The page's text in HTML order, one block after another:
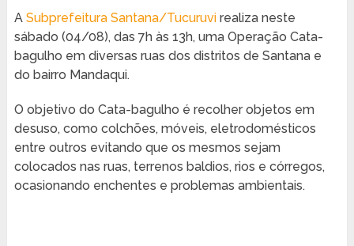
A Subprefeitura Santana/Tucuruvirealiza neste
sábado (04/08), das 7h às 13h, uma Operação Cata-
bagulho em diversas ruas dos distritos de Santana e
do bairro Mandaqui.
O objetivo do Cata-bagulho é recolher objetos em
desuso, como colchões, móveis, eletrodomésticos
entre outros evitando que os mesmos sejam
colocados nas ruas, terrenos baldios, rios e córregos,
ocasionando enchentes e problemas ambientais.